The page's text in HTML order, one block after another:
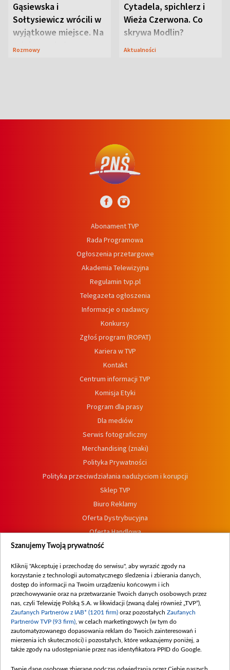
Gąsiewska i
Sołtysiewicz wrócili w
wyjątkowe miejsce. Na
szlaku czekał
Rozmowy
Cytadela, spichlerz i
Wieża Czerwona. Co
skrywa Modlin?
Aktualności
Abonament TVP
Rada Programowa
Ogłoszenia przetargowe
Akademia Telewizyjna
Regulamin tvp.pl
Telegazeta ogłoszenia
Informacje o nadawcy
Konkursy
Zgłoś program (ROPAT)
Kariera w TVP
Kontakt
Centrum informacji TVP
Komisja Etyki
Program dla prasy
Dla mediów
Serwis fotograficzny
Merchandising (znaki)
Polityka Prywatności
Polityka przeciwdziałania nadużyciom i korupcji
Sklep TVP
Biuro Reklamy
Oferta Dystrybucyjna
Oferta Handlowa
Dostępność
Procedura zgłoszeń wewnętrznych
Szanujemy Twoją prywatność
Kliknij "Akceptuję i przechodzę do serwisu", aby wyrazić zgody na
korzystanie z technologii automatycznego śledzenia i zbierania danych,
dostęp do informacji na Twoim urządzeniu końcowym i ich
przechowywanie oraz na przetwarzanie Twoich danych osobowych przez
nas, czyli Telewizję Polską S.A. w likwidacji (zwaną dalej również „TVP”),
Zaufanych Partnerów z IAB* (1201 firm) oraz pozostałych Zaufanych
Partnerów TVP (93 firm) , w celach marketingowych (w tym do
zautomatyzowanego dopasowania reklam do Twoich zainteresowań i
mierzenia ich skuteczności) i pozostałych, które wskazujemy poniżej, a
także zgody na udostępnianie przez nas identyfikatora PPID do Google.